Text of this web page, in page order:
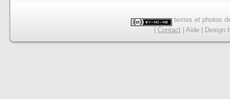
textes et photos
| Contact| Aide| Design